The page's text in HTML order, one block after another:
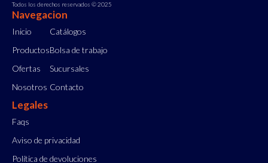
Todos los derechos reservados © 2025
Navegacion
Inicio
Productos
Ofertas
Nosotros
Catálogos
Bolsa de trabajo
Sucursales
Contacto
Legales
Faqs
Aviso de privacidad
Política de devoluciones